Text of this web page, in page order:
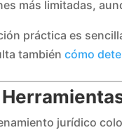
más limitadas,
práctica es
tambiéncómo
jurídico